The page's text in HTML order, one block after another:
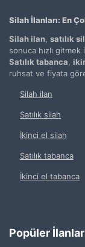
Silah İlanları: En
Silah ilan satılık
sonuca hızlı
Satılık tabanca
ruhsat ve fiyata göre
Silah ilan
Satılık silah
İkinci el silah
Satılık tabanca
İkinci el tabanca
Popüler İlanlar